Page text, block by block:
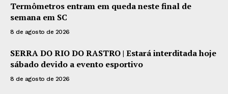
Termômetros entram em queda neste final de
semana em SC
8 de agosto de 2026
SERRA DO RIO DO RASTRO | Estará interditada hoje
sábado devido a evento esportivo
8 de agosto de 2026